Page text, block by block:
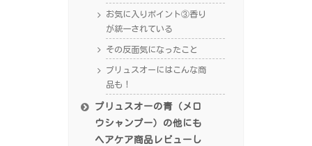
お気に入りポイント③香り
が統一されている
その反面気になったこと
プリュスオーにはこんな商
品も！
プリュスオーの青（メロ
ウシャンプー）の他にも
ヘアケア商品レビューし